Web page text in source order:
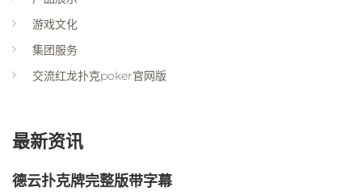
游戏文化
集团服务
交流红龙扑克poker官网版
最新资讯
德云扑克牌完整版带字幕